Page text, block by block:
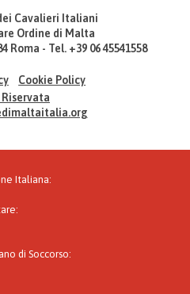
Cavalieri Italiani
Ordine di Malta
Roma - Tel. +39 06 45541558
Cookie Policy
Italiana:
di Soccorso: